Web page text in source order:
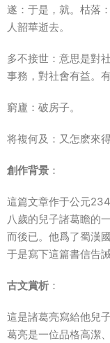
遂：于是，就。枯落
人韶華逝去。
多不接世：意思是對
事務，對社會有益。有
窮廬：破房子。
将複何及：又怎麽來得
創作背景 ：
這篇文章作于公元
八歲的兒子諸葛瞻的
而後已。他爲了蜀漢
于是寫下這篇書信告誡
古文賞析 ：
這是諸葛亮寫給他兒
葛亮是一位品格高潔